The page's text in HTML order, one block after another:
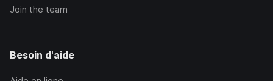
Join the team
Besoin d'aide